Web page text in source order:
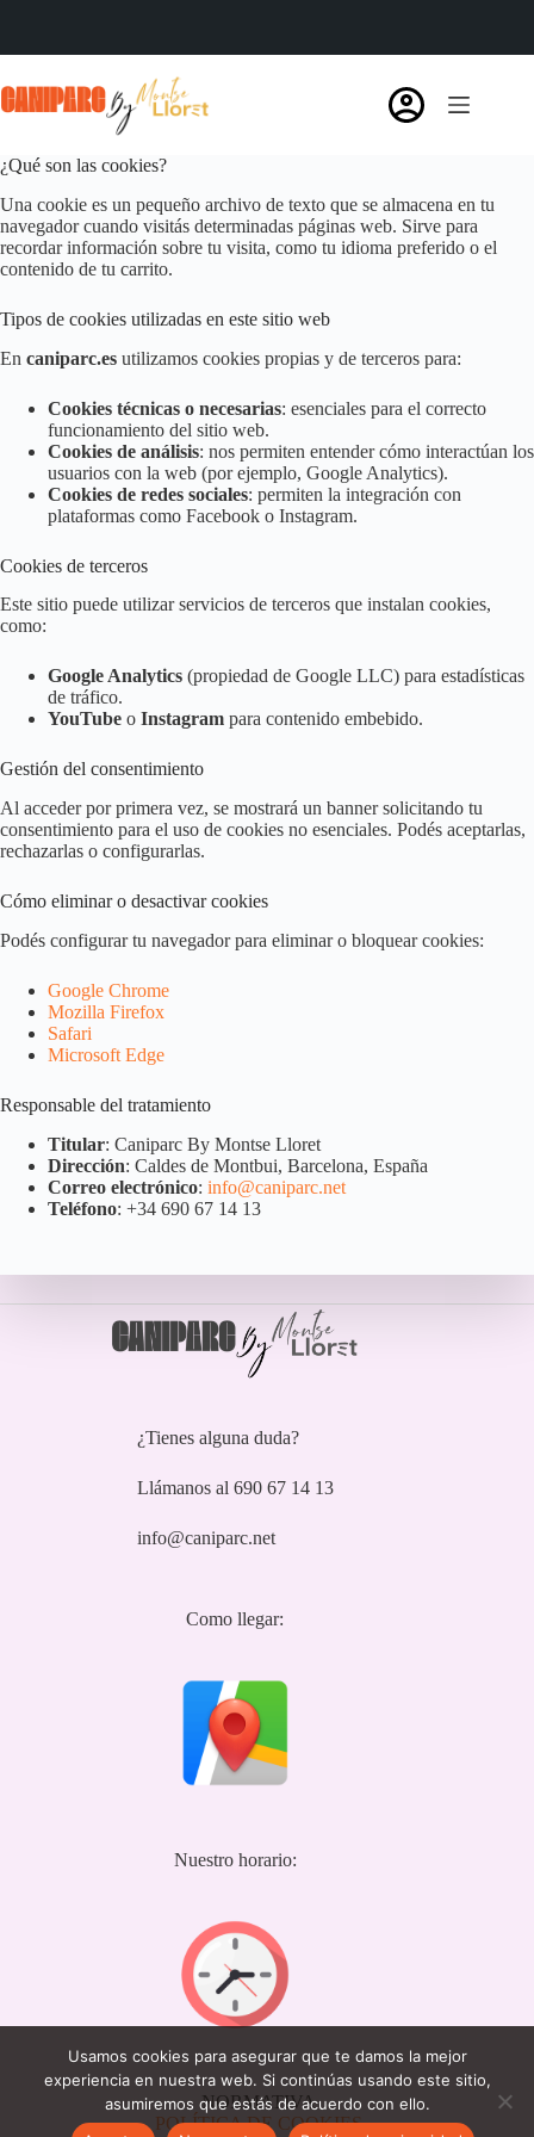
¿Qué son las cookies?
Una cookie es un pequeño archivo de texto que se almacena en tu
navegador cuando visitás determinadas páginas web. Sirve para
recordar información sobre tu visita, como tu idioma preferido o el
contenido de tu carrito.
Tipos de cookies utilizadas en este sitio web
En caniparc.es utilizamos cookies propias y de terceros para:
Cookies técnicas o necesarias: esenciales para el correcto
funcionamiento del sitio web.
Cookies de análisis: nos permiten entender cómo interactúan los
usuarios con la web (por ejemplo, Google Analytics).
Cookies de redes sociales: permiten la integración con
plataformas como Facebook o Instagram.
Cookies de terceros
Este sitio puede utilizar servicios de terceros que instalan cookies,
como:
Google Analytics (propiedad de Google LLC) para estadísticas
de tráfico.
YouTube o Instagram para contenido embebido.
Gestión del consentimiento
Al acceder por primera vez, se mostrará un banner solicitando tu
consentimiento para el uso de cookies no esenciales. Podés aceptarlas,
rechazarlas o configurarlas.
Cómo eliminar o desactivar cookies
Podés configurar tu navegador para eliminar o bloquear cookies:
Google Chrome
Mozilla Firefox
Safari
Microsoft Edge
Responsable del tratamiento
Titular: Caniparc By Montse Lloret
Dirección: Caldes de Montbui, Barcelona, España
Correo electrónico: info@caniparc.net
Teléfono: +34 690 67 14 13
¿Tienes alguna duda?
Llámanos al 690 67 14 13
info@caniparc.net
Como llegar:
Nuestro horario:
NORMATIVA
POLÍTICA DE COOKIES
Usamos cookies para asegurar que te damos la mejor
experiencia en nuestra web. Si continúas usando este sitio,
asumiremos que estás de acuerdo con ello.